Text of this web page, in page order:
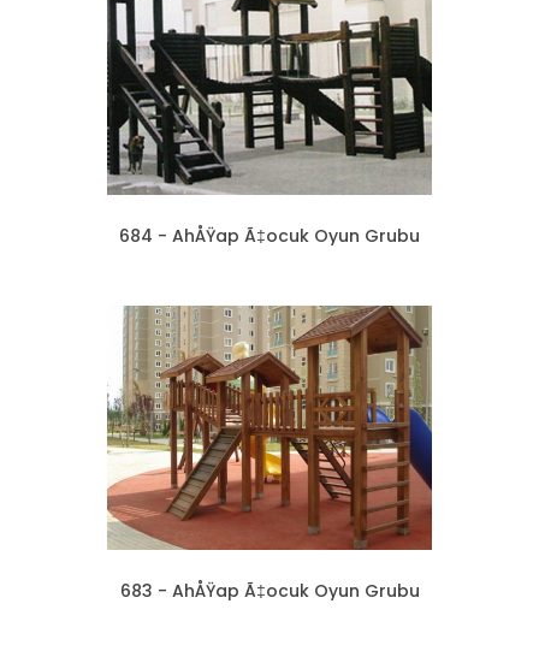
684 - AhÅŸap Ã‡ocuk Oyun Grubu
683 - AhÅŸap Ã‡ocuk Oyun Grubu